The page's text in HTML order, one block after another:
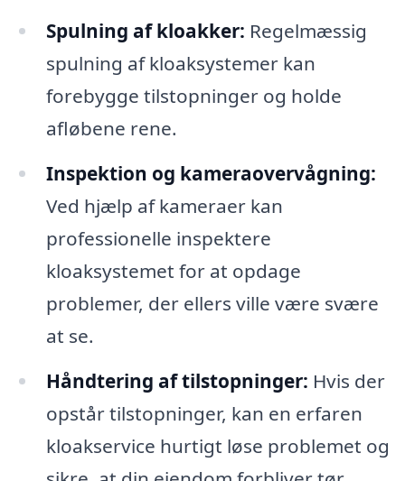
Spulning af kloakker: Regelmæssig
spulning af kloaksystemer kan
forebygge tilstopninger og holde
afløbene rene.
Inspektion og kameraovervågning:
Ved hjælp af kameraer kan
professionelle inspektere
kloaksystemet for at opdage
problemer, der ellers ville være svære
at se.
Håndtering af tilstopninger: Hvis der
opstår tilstopninger, kan en erfaren
kloakservice hurtigt løse problemet og